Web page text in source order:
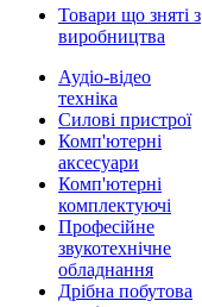
Товари що зняті з
виробництва
Аудіо-відео
техніка
Силові пристрої
Комп'ютерні
аксесуари
Комп'ютерні
комплектуючі
Професійне
звукотехнічне
обладнання
Дрібна побутова